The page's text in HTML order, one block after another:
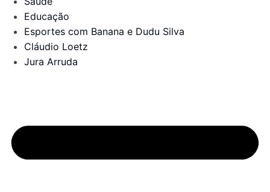
Educação
Esportes com Banana e Dudu Silva
Cláudio Loetz
Jura Arruda